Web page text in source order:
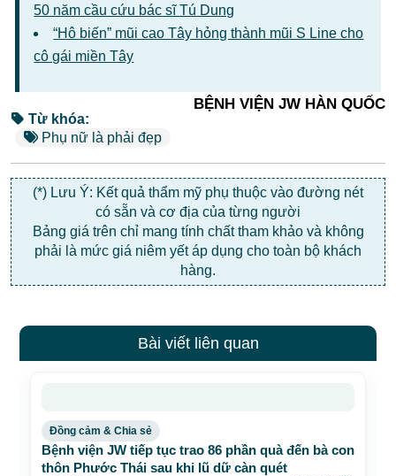
50 năm cầu cứu bác sĩ Tú Dung
“Hô biến” mũi cao Tây hỏng thành mũi S Line cho
cô gái miền Tây
BỆNH VIỆN JW HÀN QUỐC
Từ khóa:
Phụ nữ là phải đẹp
(*) Lưu Ý: Kết quả thẩm mỹ phụ thuộc vào đường nét
có sẵn và cơ địa của từng người
Bảng giá trên chỉ mang tính chất tham khảo và không
phải là mức giá niêm yết áp dụng cho toàn bộ khách
hàng.
Bài viết liên quan
Đồng cảm & Chia sẻ
Bệnh viện JW tiếp tục trao 86 phần quà đến bà con
thôn Phước Thái sau khi lũ dữ càn quét